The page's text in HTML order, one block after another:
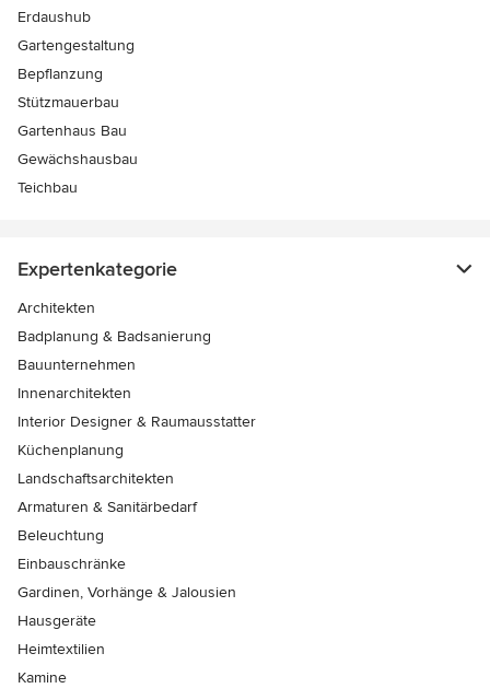
Erdaushub
Gartengestaltung
Bepflanzung
Stützmauerbau
Gartenhaus Bau
Gewächshausbau
Teichbau
Expertenkategorie
Architekten
Badplanung & Badsanierung
Bauunternehmen
Innenarchitekten
Interior Designer & Raumausstatter
Küchenplanung
Landschaftsarchitekten
Armaturen & Sanitärbedarf
Beleuchtung
Einbauschränke
Gardinen, Vorhänge & Jalousien
Hausgeräte
Heimtextilien
Kamine